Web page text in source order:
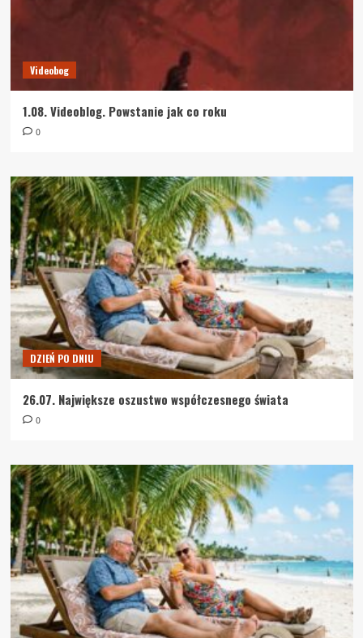
Videobog
1.08. Videoblog. Powstanie jak co roku
0
DZIEŃ PO DNIU
26.07. Największe oszustwo współczesnego świata
0